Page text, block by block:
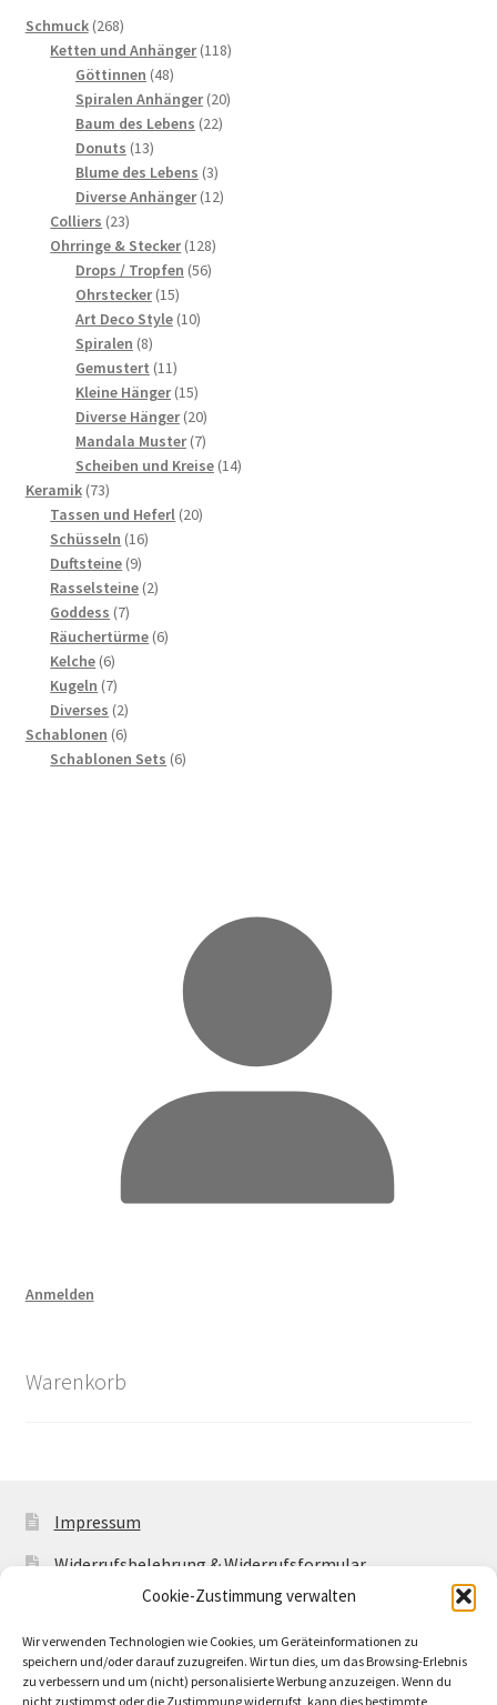
Cookie-Zustimmung verwalten
Wir verwenden Technologien wie Cookies, um Geräteinformationen zu
speichern und/oder darauf zuzugreifen. Wir tun dies, um das Browsing-Erlebnis
zu verbessern und um (nicht) personalisierte Werbung anzuzeigen. Wenn du
nicht zustimmst oder die Zustimmung widerrufst, kann dies bestimmte
Schmuck 268268
Produkte
Ketten und Anhänger 118118
Göttinnen 4848
Produkte
Spiralen Anhänger 2020
Baum des Lebens 2222
Donuts 1313
Produkte
Blume des Lebens 33
Produkte
Diverse Anhänger 1212
Colliers 2323
Produkte
Ohrringe & Stecker 128128
Drops / Tropfen 5656
Ohrstecker 1515
Produkte
Art Deco Style 1010
Spiralen 88
Produkte
Gemustert 1111
Produkte
Kleine Hänger 1515
Produkte
Diverse Hänger 2020
Produkte
Mandala Muster 77
Produkte
Scheiben und Kreise 1414
Keramik 7373
Produkte
Tassen und Heferl 2020
Schüsseln 1616
Duftsteine 99
Produkte
Rasselsteine 22
Goddess 77
Produkte
Räuchertürme 66
Kelche 66
Produkte
Kugeln 77
Produkte
Diverses 22
Produkte
Schablonen 66
Produkte
Schablonen Sets 66
Anmelden
Warenkorb
Impressum
Widerrufsbelehrung & Widerrufsformular
Allgemeine Geschäftsbedingungen mit
Cookie-Richtlinie (EU)